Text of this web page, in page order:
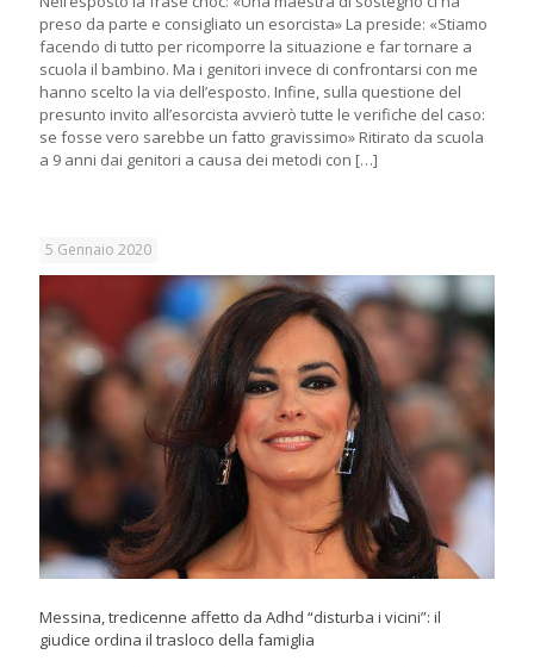
preso da parte e consigliato un esorcista» La preside: «Stiamo
facendo di tutto per ricomporre la situazione e far tornare a
scuola il bambino. Ma i genitori invece di confrontarsi con me
hanno scelto la via dell’esposto. Infine, sulla questione del
presunto invito all’esorcista avvierò tutte le verifiche del caso:
se fosse vero sarebbe un fatto gravissimo» Ritirato da scuola
a 9 anni dai genitori a causa dei metodi con […]
5 Gennaio 2020
Messina, tredicenne affetto da Adhd “disturba i vicini”: il
giudice ordina il trasloco della famiglia